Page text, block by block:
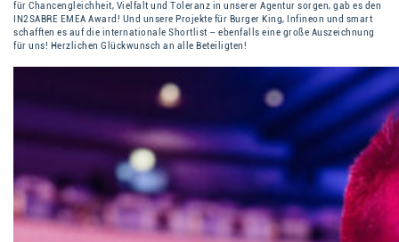
für Chancengleichheit, Vielfalt und Toleranz in unserer Agentur sorgen, gab es den
IN2SABRE EMEA Award! Und unsere Projekte für Burger King, Infineon und smart
schafften es auf die internationale Shortlist – ebenfalls eine große Auszeichnung
für uns! Herzlichen Glückwunsch an alle Beteiligten!